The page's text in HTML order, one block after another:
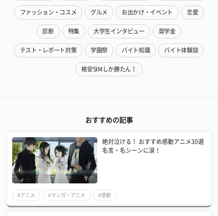
ファッション・コスメ グルメ お出かけ・イベント 恋愛
診断 特集 大学生インタビュー 奨学金
テスト・レポート対策 学園祭 バイト知識 バイト体験談
格安SIMしか勝たん！
おすすめの記事
絶対泣ける！ おすすめ感動アニメ30選
名言・名シーンに涙！
#アニメ #マンガ・アニメ #感動